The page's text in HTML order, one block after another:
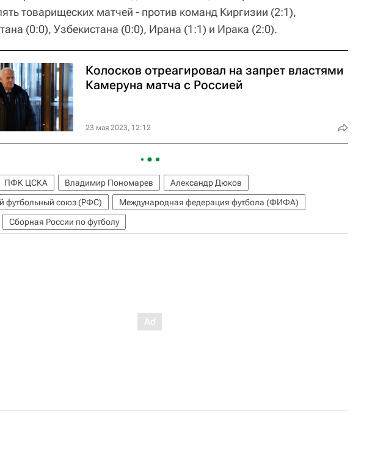
товарищеских матчей - против команд Киргизии (2:1),
(0:0), Узбекистана (0:0), Ирана (1:1) и Ирака (2:0).
Колосков отреагировал на запрет властями
Камеруна матча с Россией
23 мая 2023, 12:12
ПФК ЦСКА Владимир Пономарев
Александр Дюков
футбольный союз (РФС)
Международная федерация футбола (ФИФА)
Сборная России по футболу